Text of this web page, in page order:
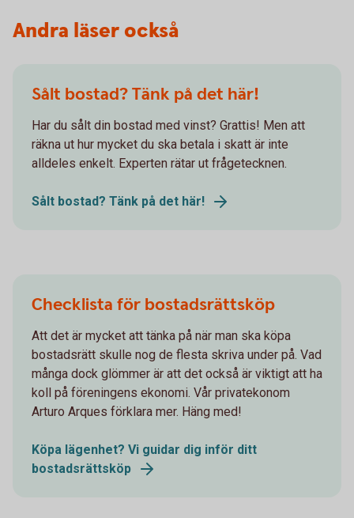
Andra läser också
Sålt bostad? Tänk på det här!
Har du sålt din bostad med vinst? Grattis! Men att
räkna ut hur mycket du ska betala i skatt är inte
alldeles enkelt. Experten rätar ut frågetecknen.
Sålt bostad? Tänk på det här!
Checklista för bostadsrättsköp
Att det är mycket att tänka på när man ska köpa
bostadsrätt skulle nog de flesta skriva under på. Vad
många dock glömmer är att det också är viktigt att ha
koll på föreningens ekonomi. Vår privatekonom
Arturo Arques förklara mer. Häng med!
Köpa lägenhet? Vi guidar dig inför ditt
bostadsrättsköp